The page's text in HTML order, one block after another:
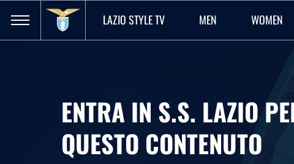
LAZIO STYLE TV MEN WOMEN
ENTRA IN S.S. LAZIO
QUESTO CONTENUTO